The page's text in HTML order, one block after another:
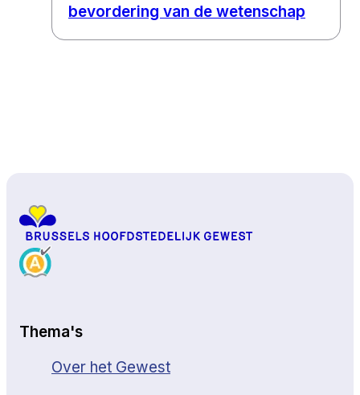
bevordering van de wetenschap
Thema's
Over het Gewest